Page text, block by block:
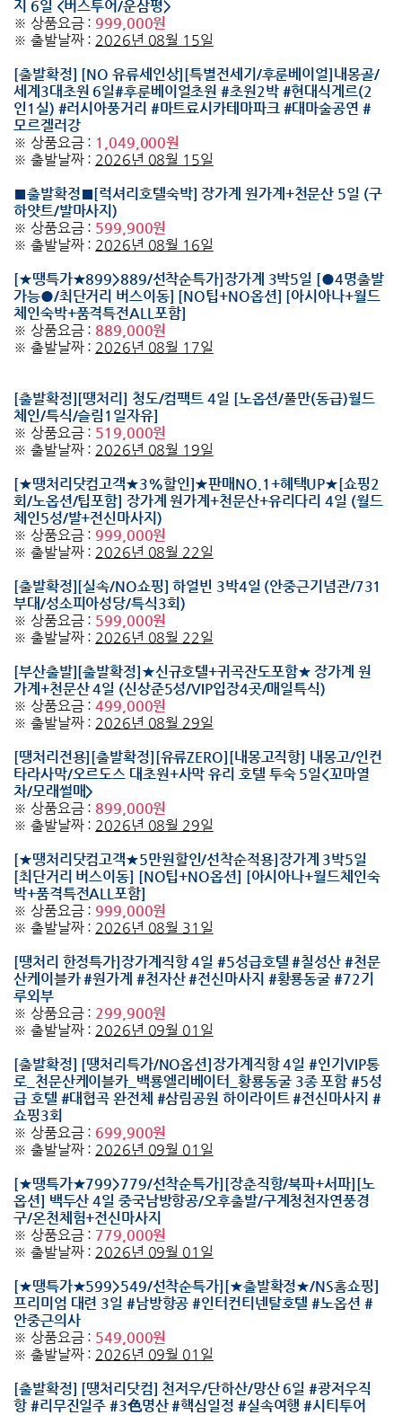
지 6일 <버스투어/운삼평>
※ 상품요금 : 999,000원
※ 출발날짜 : 2026년 08월 15일
[출발확정] [NO 유류세인상][특별전세기/후룬베이얼]내몽골/
세계3대초원 6일#후룬베이얼초원 #초원2박 #현대식게르(2
인1실) #러시아풍거리 #마트료시카테마파크 #대마술공연 #
모르겔러강
※ 상품요금 : 1,049,000원
※ 출발날짜 : 2026년 08월 15일
■출발확정■[럭셔리호텔숙박] 장가계 원가계+천문산 5일 (구
하얏트/발마사지)
※ 상품요금 : 599,900원
※ 출발날짜 : 2026년 08월 16일
[★땡특가★899>889/선착순특가]장가계 3박5일 [●4명출발
가능●/최단거리 버스이동] [NO팁+NO옵션] [아시아나+월드
체인숙박+품격특전ALL포함]
※ 상품요금 : 889,000원
※ 출발날짜 : 2026년 08월 17일
[출발확정][땡처리] 청도/컴팩트 4일 [노옵션/풀만(동급)월드
체인/특식/슬림1일자유]
※ 상품요금 : 519,000원
※ 출발날짜 : 2026년 08월 19일
[★땡처리닷컴고객★3%할인]★판매NO.1+혜택UP★[쇼핑2
회/노옵션/팁포함] 장가계 원가계+천문산+유리다리 4일 (월드
체인5성/발+전신마사지)
※ 상품요금 : 999,000원
※ 출발날짜 : 2026년 08월 22일
[출발확정][실속/NO쇼핑] 하얼빈 3박4일 (안중근기념관/731
부대/성소피아성당/특식3회)
※ 상품요금 : 599,000원
※ 출발날짜 : 2026년 08월 22일
[부산출발][출발확정]★신규호텔+귀곡잔도포함★ 장가계 원
가계+천문산 4일 (신상준5성/VIP입장4곳/매일특식)
※ 상품요금 :499,000원
※ 출발날짜 : 2026년 08월 29일
[땡처리전용][출발확정][유류ZERO][내몽고직항] 내몽고/인컨
타라사막/오르도스 대초원+사막 유리 호텔 투숙 5일<꼬마열
차/모래썰매>
※ 상품요금 : 899,000원
※ 출발날짜 : 2026년 08월 29일
[★땡처리닷컴고객★5만원할인/선착순적용]장가계 3박5일
[최단거리 버스이동] [NO팁+NO옵션] [아시아나+월드체인숙
박+품격특전ALL포함]
※ 상품요금 : 999,000원
※ 출발날짜 : 2026년 08월 31일
[땡처리 한정특가]장가계직항 4일 #5성급호텔 #칠성산 #천문
산케이블카 #원가계 #천자산 #전신마사지 #황룡동굴 #72기
루외부
※ 상품요금 : 299,900원
※ 출발날짜 : 2026년 09월 01일
[출발확정] [땡처리특가/NO옵션]장가계직항 4일 #인기VIP통
로_천문산케이블카_백룡엘리베이터_황룡동굴 3종 포함 #5성
급 호텔 #대협곡 완전체 #삼림공원 하이라이트 #전신마사지 #
쇼핑3회
※ 상품요금 : 699,900원
※ 출발날짜 : 2026년 09월 01일
[★땡특가★799>779/선착순특가][장춘직항/북파+서파][노
옵션] 백두산 4일 중국남방항공/오후출발/구계청천자연풍경
구/온천체험+전신마사지
※ 상품요금 : 779,000원
※ 출발날짜 : 2026년 09월 01일
[★땡특가★599>549/선착순특가][★출발확정★/NS홈쇼핑]
프리미엄 대련 3일 #남방항공 #인터컨티넨탈호텔 #노옵션 #
안중근의사
※ 상품요금 : 549,000원
※ 출발날짜 : 2026년 09월 01일
[출발확정] [땡처리닷컴] 천저우/단하산/망산 6일 #광저우직
항 #리무진일주 #3色명산 #핵심일정 #실속여행 #시티투어